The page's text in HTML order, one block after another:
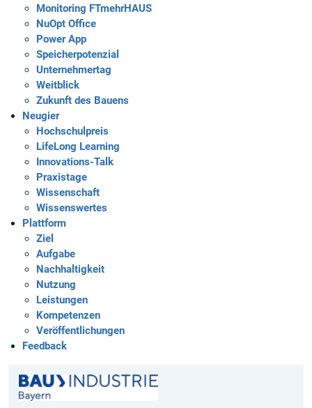
Monitoring FTmehrHAUS
NuOpt Office
Power App
Speicherpotenzial
Unternehmertag
Weitblick
Zukunft des Bauens
Neugier
Hochschulpreis
LifeLong Learning
Innovations-Talk
Praxistage
Wissenschaft
Wissenswertes
Plattform
Ziel
Aufgabe
Nachhaltigkeit
Nutzung
Leistungen
Kompetenzen
Veröffentlichungen
Feedback